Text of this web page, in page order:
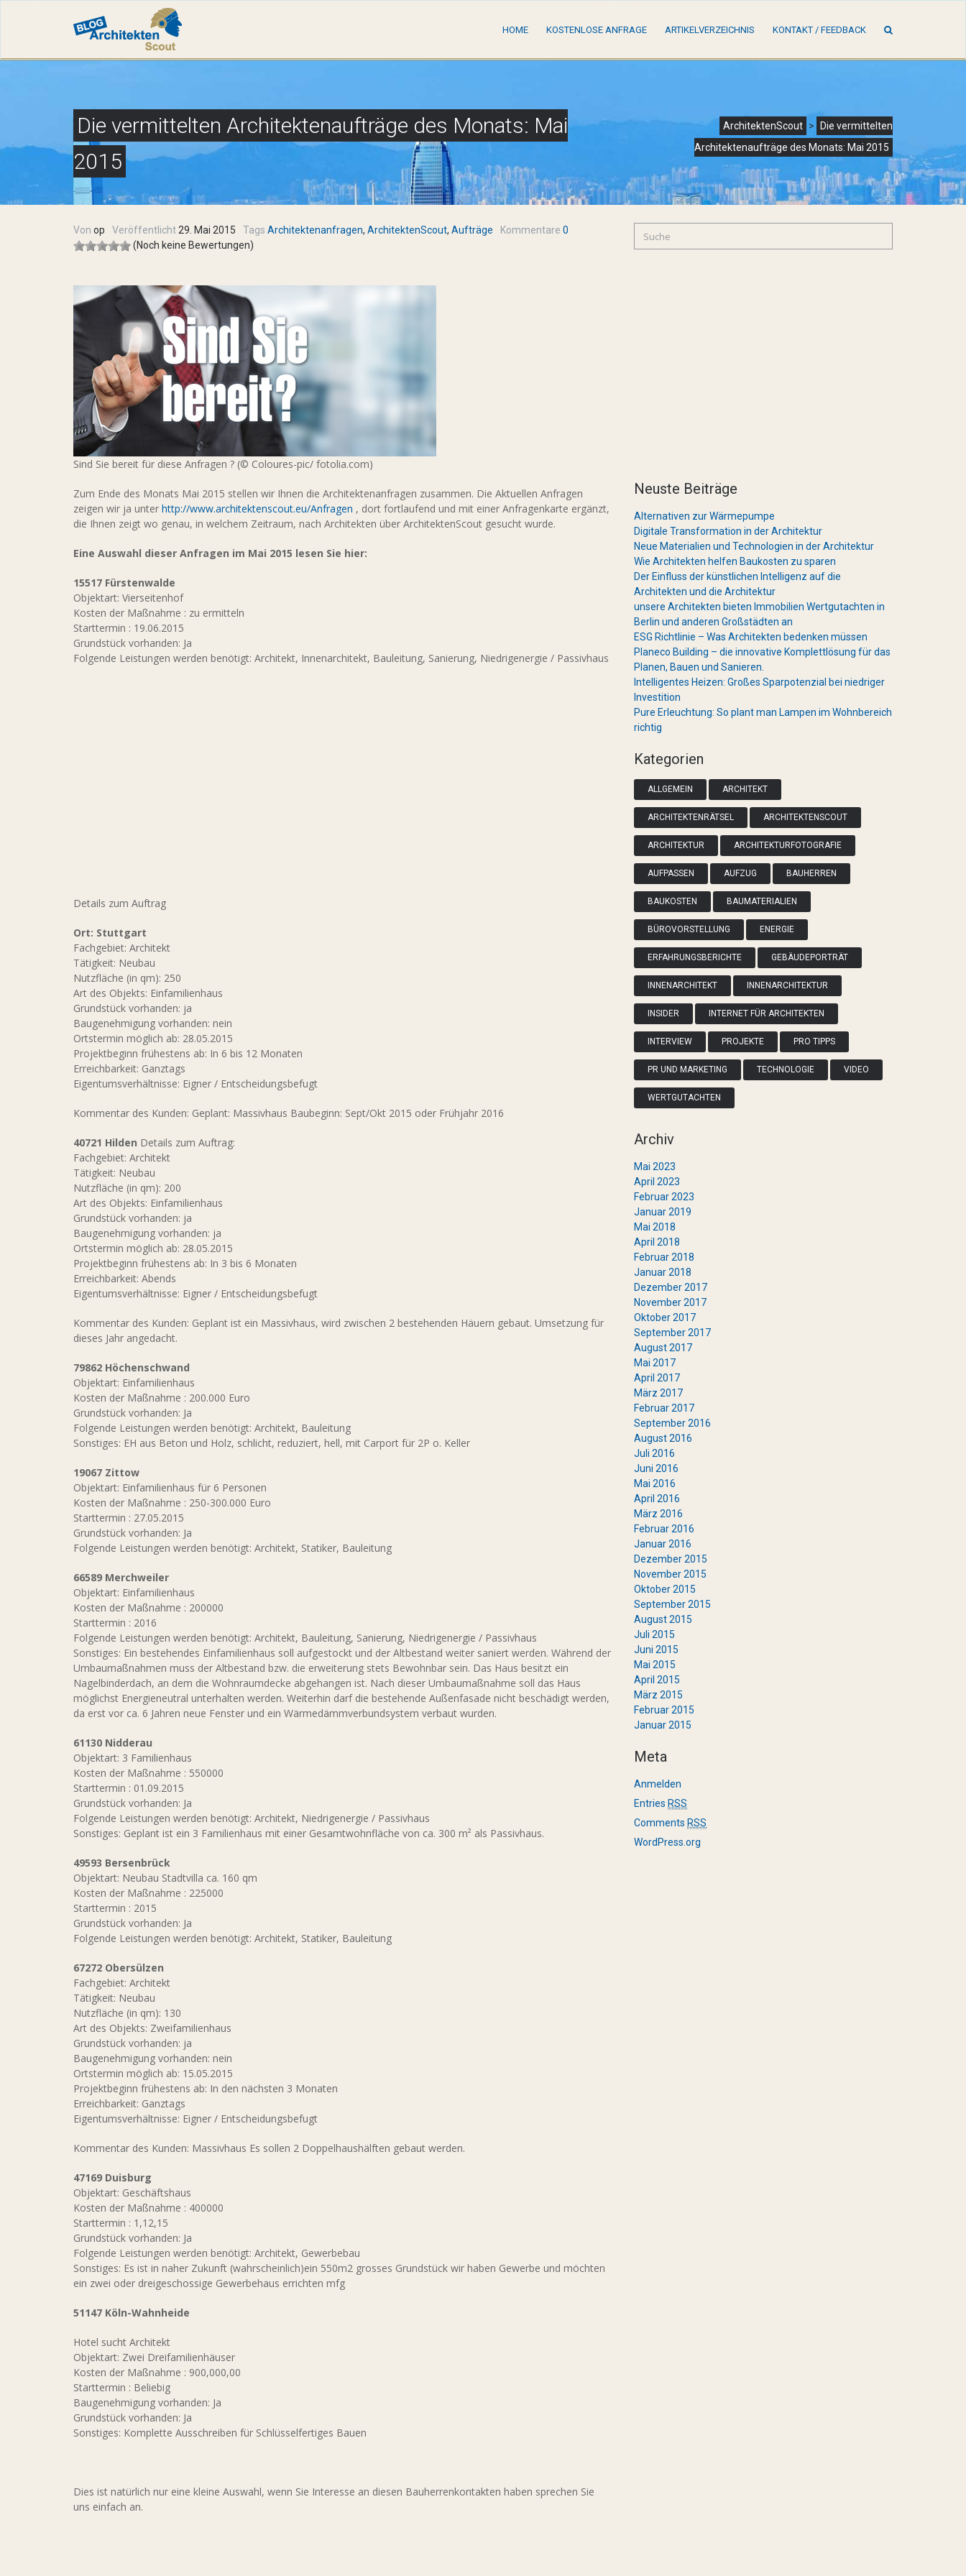
HOME KOSTENLOSE ANFRAGE ARTIKELVERZEICHNIS KONTAKT / FEEDBACK
Die vermittelten Architektenaufträge des Monats: Mai
2015
ArchitektenScout >
Die vermittelten
Architektenaufträge des Monats: Mai 2015
Von op Veröffentlicht 29. Mai 2015 Tags Architektenanfragen, ArchitektenScout, Aufträge Kommentare 0
( Noch keine Bewertungen)
Sind Sie bereit für diese Anfragen ? (© Coloures-pic/ fotolia.com)
Zum Ende des Monats Mai 2015 stellen wir Ihnen die Architektenanfragen zusammen. Die Aktuellen Anfragen
zeigen wir ja unter http://www.architektenscout.eu/Anfragen , dort fortlaufend und mit einer Anfragenkarte ergänzt,
die Ihnen zeigt wo genau, in welchem Zeitraum, nach Architekten über ArchitektenScout gesucht wurde.
Eine Auswahl dieser Anfragen im Mai 2015 lesen Sie hier:
15517 Fürstenwalde
Objektart: Vierseitenhof
Kosten der Maßnahme : zu ermitteln
Starttermin : 19.06.2015
Grundstück vorhanden: Ja
Folgende Leistungen werden benötigt: Architekt, Innenarchitekt, Bauleitung, Sanierung, Niedrigenergie / Passivhaus
Details zum Auftrag
Ort: Stuttgart
Fachgebiet: Architekt
Tätigkeit: Neubau
Nutzfläche (in qm): 250
Art des Objekts: Einfamilienhaus
Grundstück vorhanden: ja
Baugenehmigung vorhanden: nein
Ortstermin möglich ab: 28.05.2015
Projektbeginn frühestens ab: In 6 bis 12 Monaten
Erreichbarkeit: Ganztags
Eigentumsverhältnisse: Eigner / Entscheidungsbefugt
Kommentar des Kunden: Geplant: Massivhaus Baubeginn: Sept/Okt 2015 oder Frühjahr 2016
40721 Hilden Details zum Auftrag:
Fachgebiet: Architekt
Tätigkeit: Neubau
Nutzfläche (in qm): 200
Art des Objekts: Einfamilienhaus
Grundstück vorhanden: ja
Baugenehmigung vorhanden: ja
Ortstermin möglich ab: 28.05.2015
Projektbeginn frühestens ab: In 3 bis 6 Monaten
Erreichbarkeit: Abends
Eigentumsverhältnisse: Eigner / Entscheidungsbefugt
Kommentar des Kunden: Geplant ist ein Massivhaus, wird zwischen 2 bestehenden Häuern gebaut. Umsetzung für
dieses Jahr angedacht.
79862 Höchenschwand
Objektart: Einfamilienhaus
Kosten der Maßnahme : 200.000 Euro
Grundstück vorhanden: Ja
Folgende Leistungen werden benötigt: Architekt, Bauleitung
Sonstiges: EH aus Beton und Holz, schlicht, reduziert, hell, mit Carport für 2P o. Keller
19067 Zittow
Objektart: Einfamilienhaus für 6 Personen
Kosten der Maßnahme : 250-300.000 Euro
Starttermin : 27.05.2015
Grundstück vorhanden: Ja
Folgende Leistungen werden benötigt: Architekt, Statiker, Bauleitung
66589 Merchweiler
Objektart: Einfamilienhaus
Kosten der Maßnahme : 200000
Starttermin : 2016
Folgende Leistungen werden benötigt: Architekt, Bauleitung, Sanierung, Niedrigenergie / Passivhaus
Sonstiges: Ein bestehendes Einfamilienhaus soll aufgestockt und der Altbestand weiter saniert werden. Während der
Umbaumaßnahmen muss der Altbestand bzw. die erweiterung stets Bewohnbar sein. Das Haus besitzt ein
Nagelbinderdach, an dem die Wohnraumdecke abgehangen ist. Nach dieser Umbaumaßnahme soll das Haus
möglichst Energieneutral unterhalten werden. Weiterhin darf die bestehende Außenfasade nicht beschädigt werden,
da erst vor ca. 6 Jahren neue Fenster und ein Wärmedämmverbundsystem verbaut wurden.
61130 Nidderau
Objektart: 3 Familienhaus
Kosten der Maßnahme : 550000
Starttermin : 01.09.2015
Grundstück vorhanden: Ja
Folgende Leistungen werden benötigt: Architekt, Niedrigenergie / Passivhaus
Sonstiges: Geplant ist ein 3 Familienhaus mit einer Gesamtwohnfläche von ca. 300 m² als Passivhaus.
49593 Bersenbrück
Objektart: Neubau Stadtvilla ca. 160 qm
Kosten der Maßnahme : 225000
Starttermin : 2015
Grundstück vorhanden: Ja
Folgende Leistungen werden benötigt: Architekt, Statiker, Bauleitung
67272 Obersülzen
Fachgebiet: Architekt
Tätigkeit: Neubau
Nutzfläche (in qm): 130
Art des Objekts: Zweifamilienhaus
Grundstück vorhanden: ja
Baugenehmigung vorhanden: nein
Ortstermin möglich ab: 15.05.2015
Projektbeginn frühestens ab: In den nächsten 3 Monaten
Erreichbarkeit: Ganztags
Eigentumsverhältnisse: Eigner / Entscheidungsbefugt
Kommentar des Kunden: Massivhaus Es sollen 2 Doppelhaushälften gebaut werden.
47169 Duisburg
Objektart: Geschäftshaus
Kosten der Maßnahme : 400000
Starttermin : 1,12,15
Grundstück vorhanden: Ja
Folgende Leistungen werden benötigt: Architekt, Gewerbebau
Sonstiges: Es ist in naher Zukunft (wahrscheinlich)ein 550m2 grosses Grundstück wir haben Gewerbe und möchten
ein zwei oder dreigeschossige Gewerbehaus errichten mfg
51147 Köln-Wahnheide
Hotel sucht Architekt
Objektart: Zwei Dreifamilienhäuser
Kosten der Maßnahme : 900,000,00
Starttermin : Beliebig
Baugenehmigung vorhanden: Ja
Grundstück vorhanden: Ja
Sonstiges: Komplette Ausschreiben für Schlüsselfertiges Bauen
Dies ist natürlich nur eine kleine Auswahl, wenn Sie Interesse an diesen Bauherrenkontakten haben sprechen Sie
uns einfach an.
Neuste Beiträge
Alternativen zur Wärmepumpe
Digitale Transformation in der Architektur
Neue Materialien und Technologien in der Architektur
Wie Architekten helfen Baukosten zu sparen
Der Einfluss der künstlichen Intelligenz auf die
Architekten und die Architektur
unsere Architekten bieten Immobilien Wertgutachten in
Berlin und anderen Großstädten an
ESG Richtlinie – Was Architekten bedenken müssen
Planeco Building – die innovative Komplettlösung für das
Planen, Bauen und Sanieren.
Intelligentes Heizen: Großes Sparpotenzial bei niedriger
Investition
Pure Erleuchtung: So plant man Lampen im Wohnbereich
richtig
Kategorien
ALLGEMEIN ARCHITEKT
ARCHITEKTENRÄTSEL ARCHITEKTENSCOUT
ARCHITEKTUR ARCHITEKTURFOTOGRAFIE
AUFPASSEN AUFZUG BAUHERREN
BAUKOSTEN BAUMATERIALIEN
BÜROVORSTELLUNG ENERGIE
ERFAHRUNGSBERICHTE GEBÄUDEPORTRÄT
INNENARCHITEKT INNENARCHITEKTUR
INSIDER INTERNET FÜR ARCHITEKTEN
INTERVIEW PROJEKTE PRO TIPPS
PR UND MARKETING TECHNOLOGIE VIDEO
WERTGUTACHTEN
Archiv
Mai 2023
April 2023
Februar 2023
Januar 2019
Mai 2018
April 2018
Februar 2018
Januar 2018
Dezember 2017
November 2017
Oktober 2017
September 2017
August 2017
Mai 2017
April 2017
März 2017
Februar 2017
September 2016
August 2016
Juli 2016
Juni 2016
Mai 2016
April 2016
März 2016
Februar 2016
Januar 2016
Dezember 2015
November 2015
Oktober 2015
September 2015
August 2015
Juli 2015
Juni 2015
Mai 2015
April 2015
März 2015
Februar 2015
Januar 2015
Meta
Anmelden
Entries RSS
Comments RSS
WordPress.org